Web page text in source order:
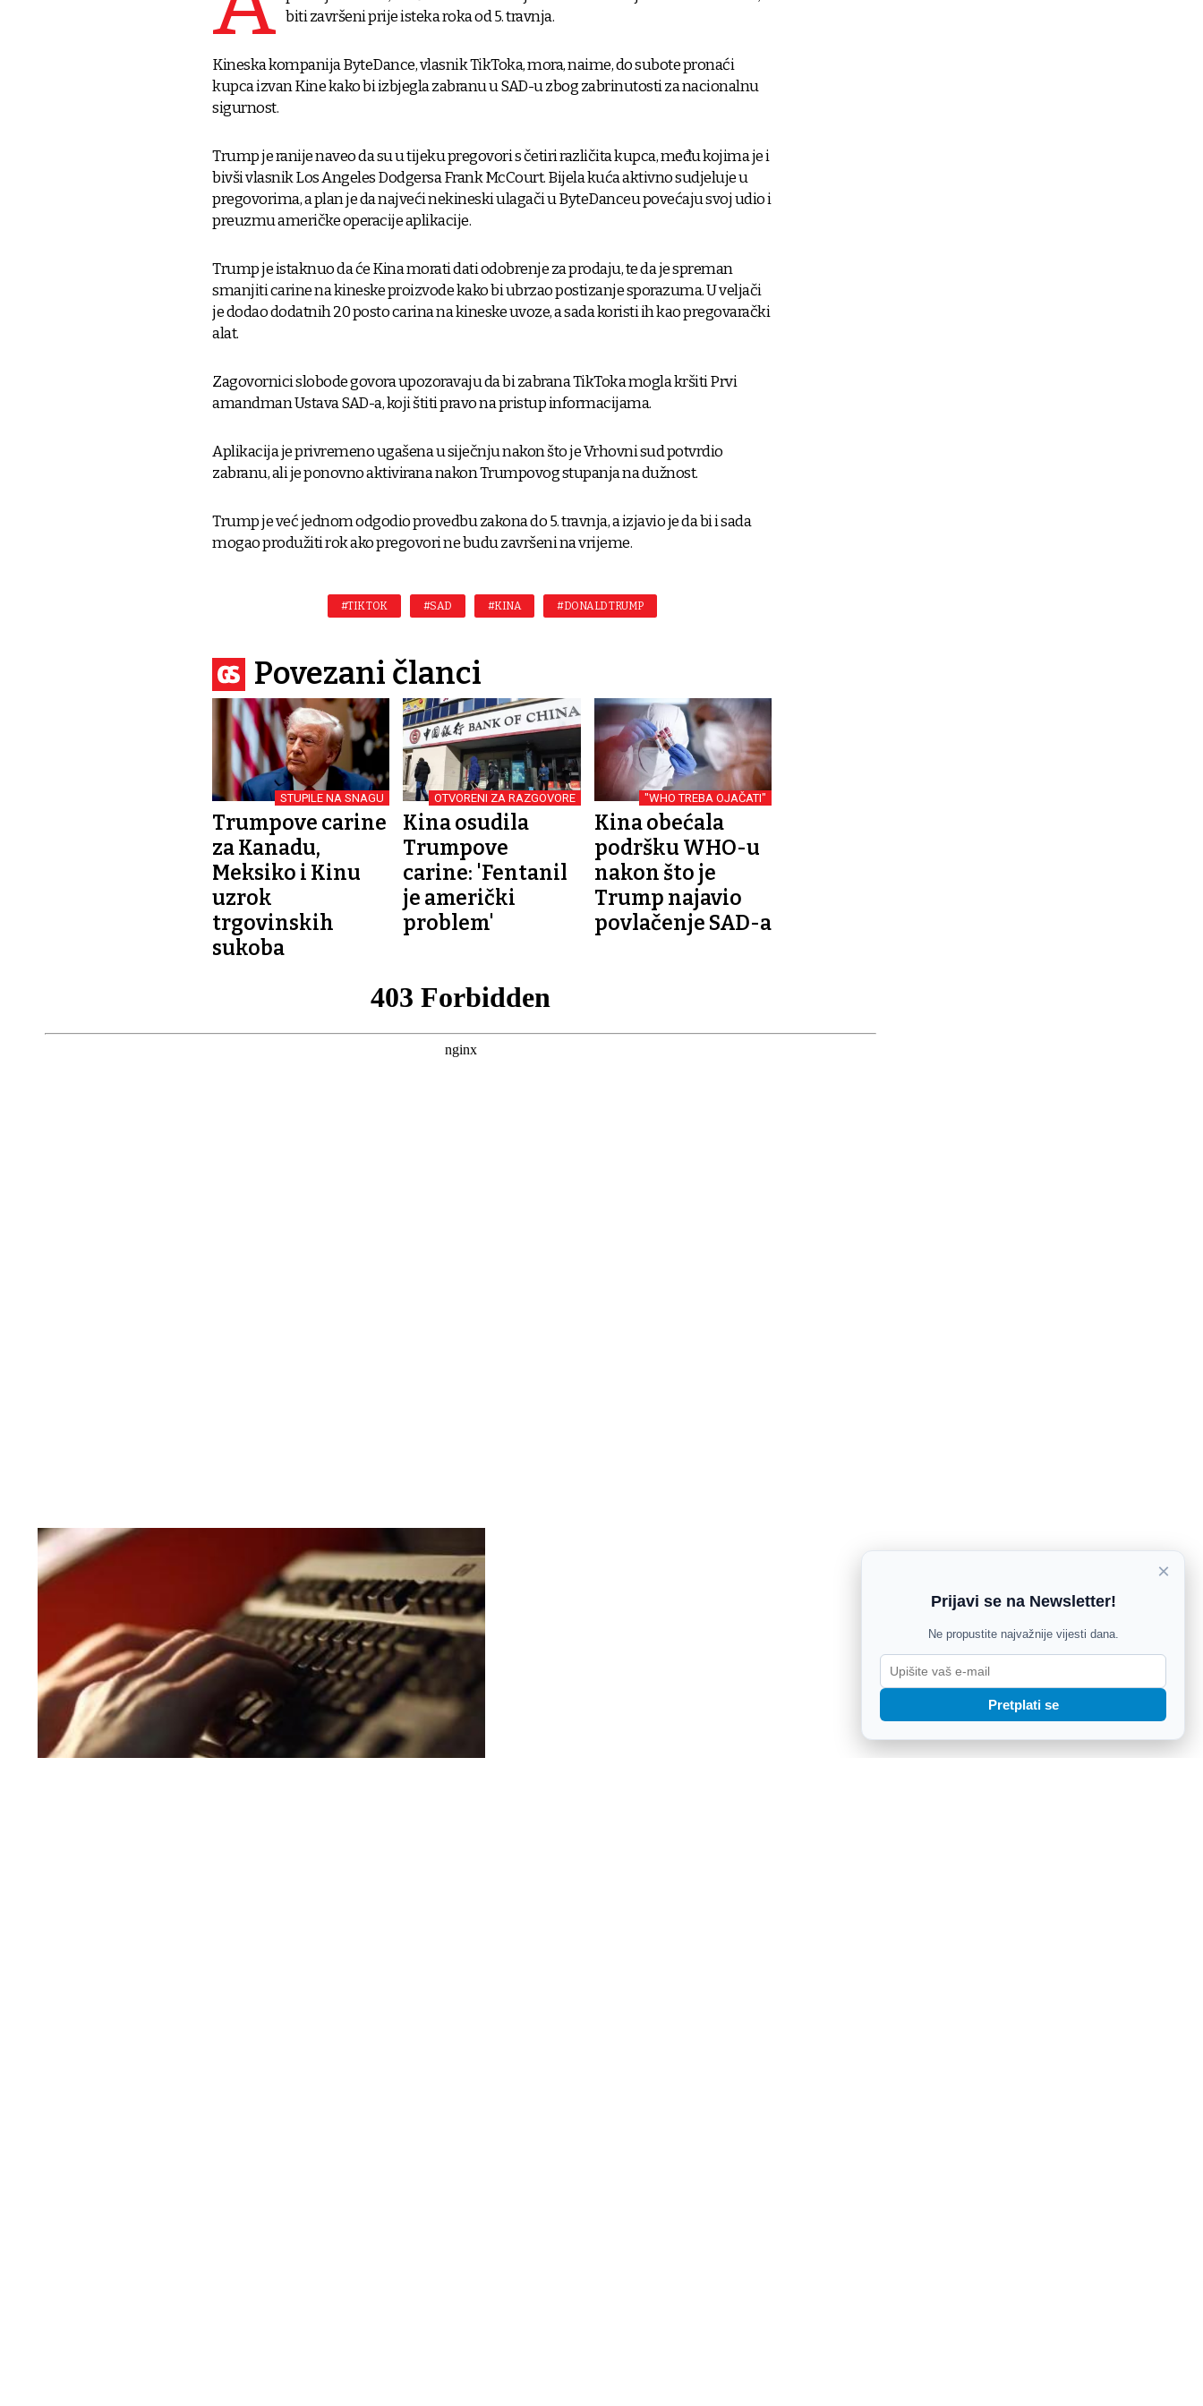
biti završeni prije isteka roka od 5. travnja.
Kineska kompanija ByteDance, vlasnik TikToka, mora, naime, do subote pronaći
kupca izvan Kine kako bi izbjegla zabranu u SAD-u zbog zabrinutosti za nacionalnu
sigurnost.
Trump je ranije naveo da su u tijeku pregovori s četiri različita kupca, među kojima je i
bivši vlasnik Los Angeles Dodgersa Frank McCourt. Bijela kuća aktivno sudjeluje u
pregovorima, a plan je da najveći nekineski ulagači u ByteDanceu povećaju svoj udio i
preuzmu američke operacije aplikacije.
Trump je istaknuo da će Kina morati dati odobrenje za prodaju, te da je spreman
smanjiti carine na kineske proizvode kako bi ubrzao postizanje sporazuma. U veljači
je dodao dodatnih 20 posto carina na kineske uvoze, a sada koristi ih kao pregovarački
alat.
Zagovornici slobode govora upozoravaju da bi zabrana TikToka mogla kršiti Prvi
amandman Ustava SAD-a, koji štiti pravo na pristup informacijama.
Aplikacija je privremeno ugašena u siječnju nakon što je Vrhovni sud potvrdio
zabranu, ali je ponovno aktivirana nakon Trumpovog stupanja na dužnost.
Trump je već jednom odgodio provedbu zakona do 5. travnja, a izjavio je da bi i sada
mogao produžiti rok ako pregovori ne budu završeni na vrijeme.
#TIK TOK #SAD #KINA #DONALD TRUMP
Povezani članci
STUPILE NA SNAGU
Trumpove carine
za Kanadu,
Meksiko i Kinu
uzrok
trgovinskih
sukoba
OTVORENI ZA RAZGOVORE
Kina osudila
Trumpove
carine: 'Fentanil
je američki
problem'
"WHO TREBA OJAČATI"
Kina obećala
podršku WHO-u
nakon što je
Trump najavio
povlačenje SAD-a
×
Prijavi se na Newsletter!
Ne propustite najvažnije vijesti dana.
Pretplati se